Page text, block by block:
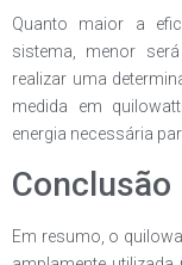
Quanto maior a
sistema, menor
realizar uma
medida em
energia necessária
Conclusão
Em resumo, o